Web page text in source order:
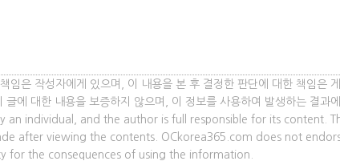
임은 작성자에게 있으며, 이 내용을 본 후 결정한 판단에 대한 책임은
에 대한 내용을 보증하지 않으며, 이 정보를 사용하여 발생하는 결과
an individual, and the author is full responsible for its content.
after viewing the contents. OCkorea365.com does not
for the consequences of using the information.